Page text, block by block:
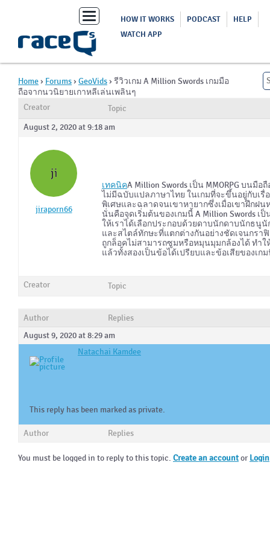
Toggle
navigation
HOW IT WORKS PODCAST
HELP
WATCH APP
Home› Forums› GeoVids› รีวิวเกม A Million Swords เกมมือ
ถือจากนวนิยายเกาหลีเล่นเพลินๆ
Creator
Topic
August 2, 2020 at 9:18 am
ji
jiraporn66
เทคนิคA Million Swords เป็น MMORPG บนมื
ไม่มีฉบับแปลภาษาไทย ในเกมที่จะขึ้นอยู่กับเรื่
พิเศษและฉลาดจนเขาหายากซึ่งเมื่อเขาฝึกฝ
นั่นคือจุดเริ่มต้นของเกมนี้ A Million Swords เ
ให้เราได้เลือกประกอบด้วยดาบนักดาบนักธ
และสไตล์ทักษะที่แตกต่างกันอย่างชัดเจนกร
ถูกล็อคไม่สามารถซูมหรือหมุนมุมกล้องได้ ทำ
แล้วทั้งสองเป็นข้อได้เปรียบและข้อเสียของเก
Creator Topic
Author
Replies
August 9, 2020 at 8:29 am
Natachai Kamdee
This reply has been marked as private.
Author Replies
You must be logged in to reply to this topic. Create an accountor Login